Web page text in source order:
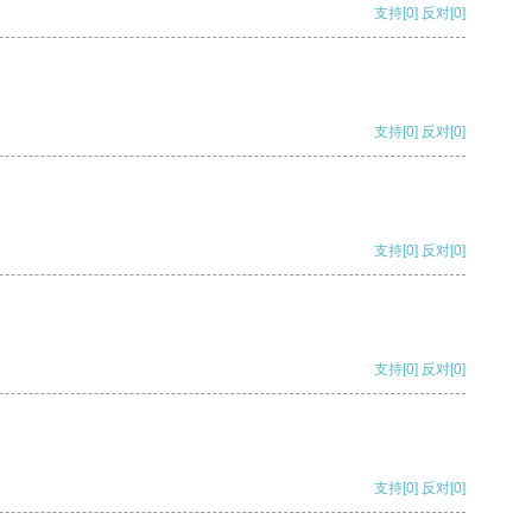
支持[0] 反对[0]
支持[0] 反对[0]
支持[0] 反对[0]
支持[0] 反对[0]
支持[0] 反对[0]